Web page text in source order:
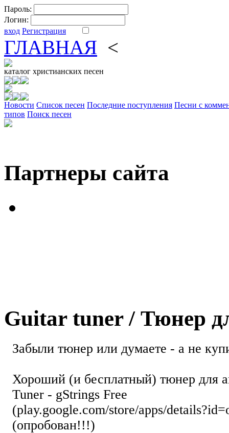
Пароль:
Логин:
вход Регистрация
ГЛАВНАЯ <
каталог христианских песен
Новости Cписок песен Последние поступления Песни с
типов Поиск песен
Партнеры сайта
Guitar tuner / Тюнер
Забыли тюнер или думаете - а не
Хороший (и бесплатный) тюнер для
Tuner - gStrings Free
(play.google.com/store/apps/
(опробован!!!)